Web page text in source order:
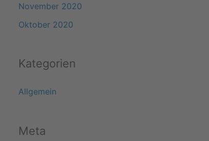
November 2020
Oktober 2020
Kategorien
Allgemein
Meta